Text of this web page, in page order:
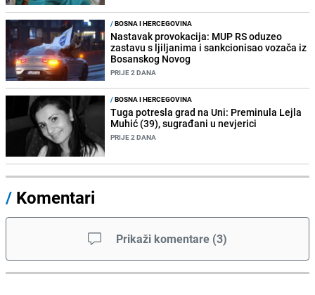
/BOSNA I HERCEGOVINA
Nastavak provokacija: MUP RS oduzeo
zastavu s ljiljanima i sankcionisao vozača iz
Bosanskog Novog
PRIJE 2 DANA
/BOSNA I HERCEGOVINA
Tuga potresla grad na Uni: Preminula Lejla
Muhić (39), sugrađani u nevjerici
PRIJE 2 DANA
/ Komentari
Prikaži komentare (3)